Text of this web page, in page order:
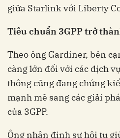
giữa Starlink với Liberty
Tiêu chuẩn 3GPP trở
Theo ông Gardiner, bên
càng lớn đối với các dịch
thông cũng đang chứng
mạnh mẽ sang các giải
của 3GPP.
Ông nhận định sự hội tụ